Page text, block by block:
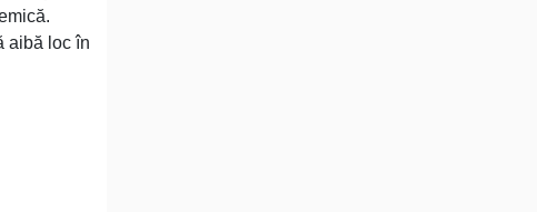
aibă loc în